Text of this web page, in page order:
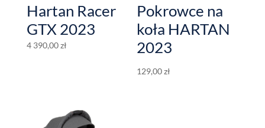
Hartan Racer
GTX 2023
4 390,00zł
Pokrowce na
koła HARTAN
2023
129,00zł